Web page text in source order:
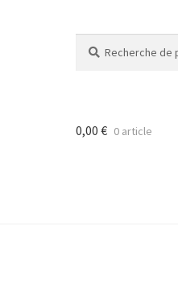
pour :
0,00 € 0 article